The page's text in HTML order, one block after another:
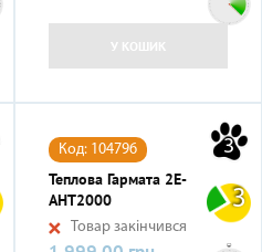
У КОШИК
3
3
Код: 104796
Теплова Гармата 2E-
AHT2000
Товар закінчився